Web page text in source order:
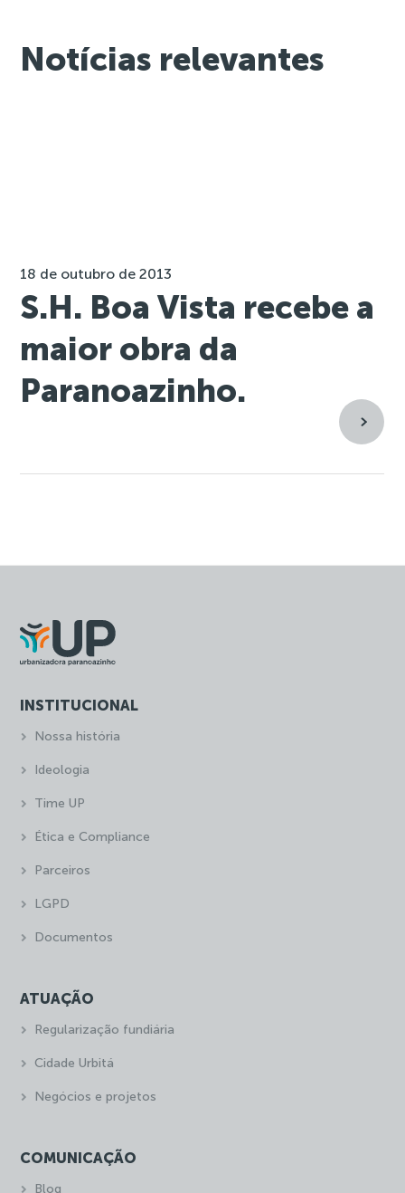
Notícias relevantes
18 de outubro de 2013
S.H. Boa Vista recebe a
maior obra da
Paranoazinho.
INSTITUCIONAL
Nossa história
Ideologia
Time UP
Ética e Compliance
Parceiros
LGPD
Documentos
ATUAÇÃO
Regularização fundiária
Cidade Urbitá
Negócios e projetos
COMUNICAÇÃO
Blog